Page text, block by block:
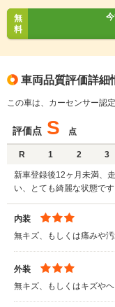
無
料
車両品質評価詳細
この車は、カーセンサー認
評価点 S 点
R 1 2 3
新車登録後12ヶ月未満、
い、とても綺麗な状態です
内装
無キズ、もしくは痛みや
外装
無キズ、もしくはキズや